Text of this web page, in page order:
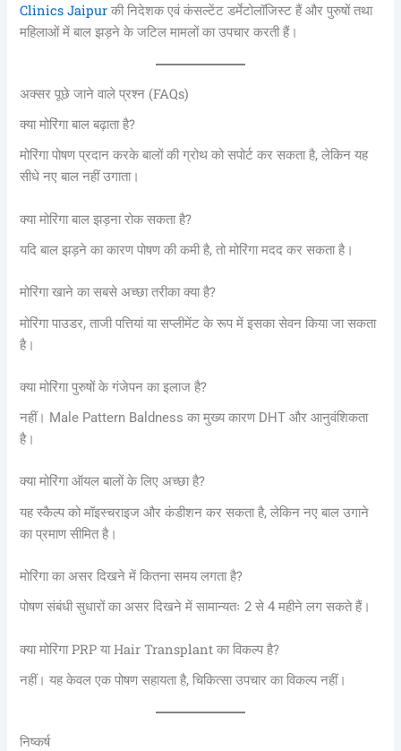
Clinics Jaipur की निदेशक एवं कंसल्टेंट डर्मेटोलॉजिस्ट हैं और पुरुषों तथा
महिलाओं में बाल झड़ने के जटिल मामलों का उपचार करती हैं।
अक्सर पूछे जाने वाले प्रश्न (FAQs)
क्या मोरिंगा बाल बढ़ाता है?
मोरिंगा पोषण प्रदान करके बालों की ग्रोथ को सपोर्ट कर सकता है, लेकिन यह
सीधे नए बाल नहीं उगाता।
क्या मोरिंगा बाल झड़ना रोक सकता है?
यदि बाल झड़ने का कारण पोषण की कमी है, तो मोरिंगा मदद कर सकता है।
मोरिंगा खाने का सबसे अच्छा तरीका क्या है?
मोरिंगा पाउडर, ताजी पत्तियां या सप्लीमेंट के रूप में इसका सेवन किया जा सकता
है।
क्या मोरिंगा पुरुषों के गंजेपन का इलाज है?
नहीं। Male Pattern Baldness का मुख्य कारण DHT और आनुवंशिकता
है।
क्या मोरिंगा ऑयल बालों के लिए अच्छा है?
यह स्कैल्प को मॉइस्चराइज और कंडीशन कर सकता है, लेकिन नए बाल उगाने
का प्रमाण सीमित है।
मोरिंगा का असर दिखने में कितना समय लगता है?
पोषण संबंधी सुधारों का असर दिखने में सामान्यतः 2 से 4 महीने लग सकते हैं।
क्या मोरिंगा PRP या Hair Transplant का विकल्प है?
नहीं। यह केवल एक पोषण सहायता है, चिकित्सा उपचार का विकल्प नहीं।
निष्कर्ष